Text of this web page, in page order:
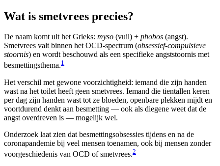
Wat is smetvrees precies?
De naam komt uit het Grieks: myso (vuil) + phobos (angst).
Smetvrees valt binnen het OCD-spectrum (obsessief-compulsieve
stoornis) en wordt beschouwd als een specifieke angststoornis met
besmettingsthema.1
Het verschil met gewone voorzichtigheid: iemand die zijn handen
wast na het toilet heeft geen smetvrees. Iemand die tientallen keren
per dag zijn handen wast tot ze bloeden, openbare plekken mijdt en
voortdurend denkt aan besmetting — ook als diegene weet dat de
angst overdreven is — mogelijk wel.
Onderzoek laat zien dat besmettingsobsessies tijdens en na de
coronapandemie bij veel mensen toenamen, ook bij mensen zonder
voorgeschiedenis van OCD of smetvrees.2